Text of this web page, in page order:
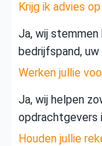
Krijg ik advies
Ja, wij
bedrijfspand, uw
Werken jullie
Ja, wij helpen
opdrachtgevers
Houden jullie